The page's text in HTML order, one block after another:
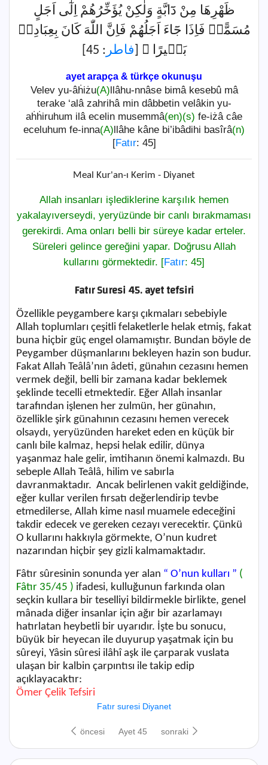
ظَهْرِهَا مِنْ دَٓابَّةٍ وَلٰكِنْ يُؤَخِّرُهُمْ اِلٰٓى اَجَلٍ
مُسَمًّىۚ فَاِذَا جَٓاءَ اَجَلُهُمْ فَاِنَّ اللّٰهَ كَانَ بِعِبَادِه۪
بَص۪يرًا ﴾ [ فاطر : 45]
ayet arapça & türkçe okunuşu
Velev yu-âḣiżu(A)llâhu-nnâse bimâ kesebû mâ
terake ‘alâ zahrihâ min dâbbetin velâkin yu-
aḣḣiruhum ilâ ecelin musemmâ(en)(s) fe-iżâ câe
eceluhum fe-inna(A)llâhe kâne bi’ibâdihi basîrâ(n)
[Fatır: 45]
Meal Kur'an-ı Kerim - Diyanet
Allah insanları işlediklerine karşılık hemen
yakalayıverseydi, yeryüzünde bir canlı bırakmaması
gerekirdi. Ama onları belli bir süreye kadar erteler.
Süreleri gelince gereğini yapar. Doğrusu Allah
kullarını görmektedir. [Fatır: 45]
Fatır Suresi 45. ayet tefsiri
Özellikle peygambere karşı çıkmaları sebebiyle
Allah toplumları çeşitli felaketlerle helak etmiş, fakat
buna hiçbir güç engel olamamıştır. Bundan böyle de
Peygamber düşmanlarını bekleyen hazin son budur.
Fakat Allah Teâlâ’nın âdeti, günahın cezasını hemen
vermek değil, belli bir zamana kadar beklemek
şeklinde tecelli etmektedir. Eğer Allah insanlar
tarafından işlenen her zulmün, her günahın,
özellikle şirk günahının cezasını hemen verecek
olsaydı, yeryüzünden hareket eden en küçük bir
canlı bile kalmaz, hepsi helak edilir, dünya
yaşanmaz hale gelir, imtihanın önemi kalmazdı. Bu
sebeple Allah Teâlâ, hilim ve sabırla
davranmaktadır. Ancak belirlenen vakit geldiğinde,
eğer kullar verilen fırsatı değerlendirip tevbe
etmedilerse, Allah kime nasıl muamele edeceğini
takdir edecek ve gereken cezayı verecektir. Çünkü
O kullarını hakkıyla görmekte, O’nun kudret
nazarından hiçbir şey gizli kalmamaktadır.
Fâtır sûresinin sonunda yer alan “ O’nun kulları ” (
Fâtır 35/45 ) ifadesi, kulluğunun farkında olan
seçkin kullara bir teselliyi bildirmekle birlikte, genel
mânada diğer insanlar için ağır bir azarlamayı
hatırlatan heybetli bir uyarıdır. İşte bu sonucu,
büyük bir heyecan ile duyurup yaşatmak için bu
sûreyi, Yâsin sûresi ilâhî aşk ile çarparak vuslata
ulaşan bir kalbin çarpıntısı ile takip edip
açıklayacaktır:
Ömer Çelik Tefsiri
Fatır suresi Diyanet
öncesi Ayet 45 sonraki